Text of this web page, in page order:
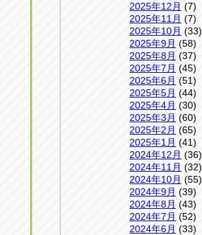
2025年12月 (7)
2025年11月 (7)
2025年10月 (33)
2025年9月 (58)
2025年8月 (37)
2025年7月 (45)
2025年6月 (51)
2025年5月 (44)
2025年4月 (30)
2025年3月 (60)
2025年2月 (65)
2025年1月 (41)
2024年12月 (36)
2024年11月 (32)
2024年10月 (55)
2024年9月 (39)
2024年8月 (43)
2024年7月 (52)
2024年6月 (33)